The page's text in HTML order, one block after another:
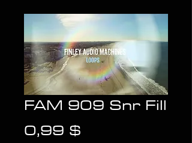
FAM 909 Snr Fill
0,99 $